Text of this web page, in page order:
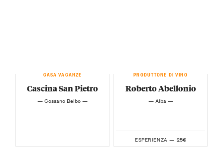
CASA VACANZE
Cascina San Pietro
— Cossano Belbo —
PRODUTTORE DI VINO
Roberto Abellonio
— Alba —
ESPERIENZA — 25€